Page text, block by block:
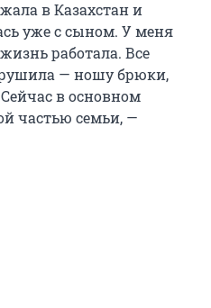
в Казахстан и
уже с сыном. У меня
работала. Все
— ношу брюки,
в основном
частью семьи, —